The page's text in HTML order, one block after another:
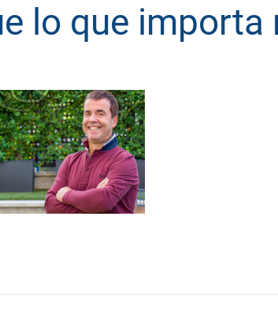
lo que importa